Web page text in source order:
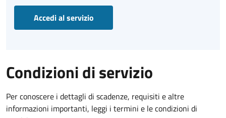
Accedi al servizio
Condizioni di servizio
Per conoscere i dettagli di scadenze, requisiti e altre
informazioni importanti, leggi i termini e le condizioni di